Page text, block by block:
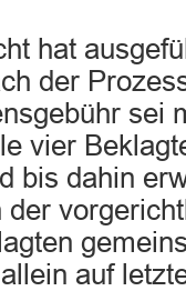
hat
der
sei
vier
bis dahin
auf